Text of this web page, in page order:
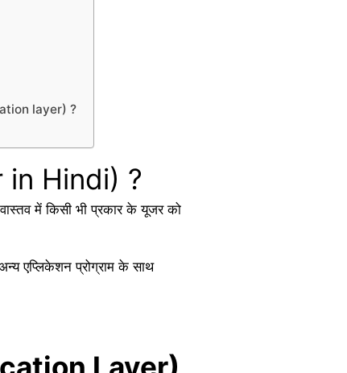
layer) ?
in Hindi) ?
में किसी भी प्रकार के यूजर को
एप्लिकेशन प्रोग्राम के साथ